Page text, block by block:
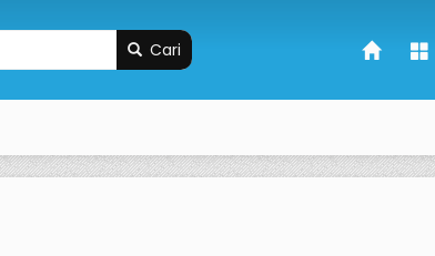
Cari